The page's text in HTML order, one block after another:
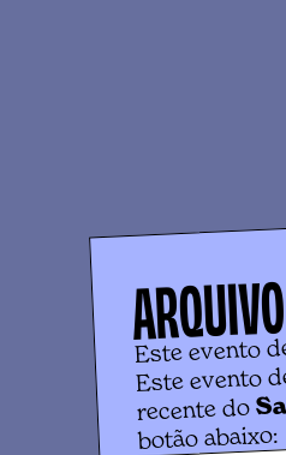
Este evento
Este evento
recente do
botão abaixo: